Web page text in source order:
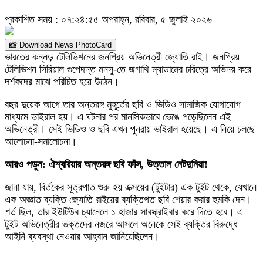
প্রকাশিত সময় : ০৭:২৪:৫৫ অপরাহ্ন, রবিবার, ৫ জুলাই ২০২৬
📸 Download News PhotoCard
ভারতের কন্নড় টেলিভিশনের জনপ্রিয় অভিনেত্রী জ্যোতি রাই। জনপ্রিয়
টেলিভিশন সিরিয়াল গুপেদন্ত মনসু-তে জগাথি ম্যাডামের চরিত্রে অভিনয় করে
দর্শকদের মাঝে পরিচিত হয়ে উঠেন।
বছর দুয়েক আগে তার অন্তরঙ্গ মুহূর্তের ছবি ও ভিডিও সামাজিক যোগাযোগ
মাধ্যমে ভাইরাল হয়। এ ঘটনার পর মানসিকভাবে ভেঙে পড়েছিলেন এই
অভিনেত্রী। সেই ভিডিও ও ছবি এখন পুনরায় ভাইরাল হয়েছে। এ নিয়ে চলছে
আলোচনা-সমালোচনা।
আরও পড়ুন: ঐশ্বরিয়ার অন্তরঙ্গ ছবি ফাঁস, উত্তাল নেটদুনিয়া!
জানা যায়, বির্তকের সূত্রপাত শুরু হয় এক্সয়ের (টুইটার) এক টুইট থেকে, যেখানে
এক অজ্ঞাত ব্যক্তি জ্যোতি রাইয়ের ব্যক্তিগত ছবি শেয়ার করার হুমকি দেন।
শর্ত ছিল, তার ইউটিউব চ্যানেলে ১ হাজার সাবস্ক্রাইবার করে দিতে হবে। এ
টুইট অভিনেত্রীর ভক্তদের নজরে আসলে অনেকে সেই ব্যক্তির বিরুদ্ধে
আইনি ব্যবস্থা নেওয়ার আহ্বান জানিয়েছিলেন।